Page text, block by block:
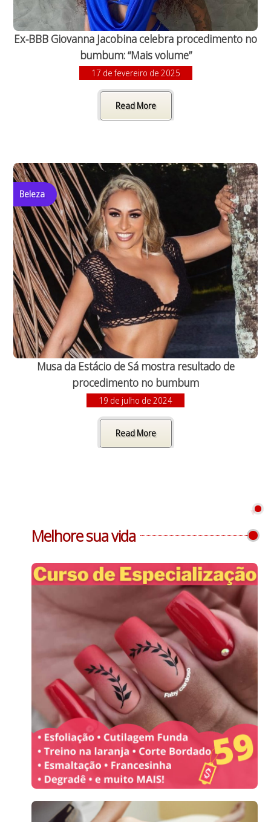
Ex-BBB Giovanna Jacobina celebra procedimento no
bumbum: “Mais volume”
17 de fevereiro de 2025
Read More
Beleza
Musa da Estácio de Sá mostra resultado de
procedimento no bumbum
19 de julho de 2024
Read More
Melhore sua vida